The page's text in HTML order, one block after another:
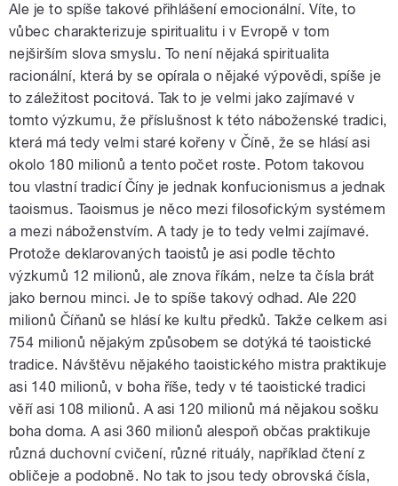
Ale je to spíše takové přihlášení emocionální. Víte, to
vůbec charakterizuje spiritualitu i v Evropě v tom
nejširším slova smyslu. To není nějaká spiritualita
racionální, která by se opírala o nějaké výpovědi, spíše je
to záležitost pocitová. Tak to je velmi jako zajímavé v
tomto výzkumu, že příslušnost k této náboženské tradici,
která má tedy velmi staré kořeny v Číně, že se hlásí asi
okolo 180 milionů a tento počet roste. Potom takovou
tou vlastní tradicí Číny je jednak konfucionismus a jednak
taoismus. Taoismus je něco mezi filosofickým systémem
a mezi náboženstvím. A tady je to tedy velmi zajímavé.
Protože deklarovaných taoistů je asi podle těchto
výzkumů 12 milionů, ale znova říkám, nelze ta čísla brát
jako bernou minci. Je to spíše takový odhad. Ale 220
milionů Číňanů se hlásí ke kultu předků. Takže celkem asi
754 milionů nějakým způsobem se dotýká té taoistické
tradice. Návštěvu nějakého taoistického mistra praktikuje
asi 140 milionů, v boha říše, tedy v té taoistické tradici
věří asi 108 milionů. A asi 120 milionů má nějakou sošku
boha doma. A asi 360 milionů alespoň občas praktikuje
různá duchovní cvičení, různé rituály, například čtení z
obličeje a podobně. No tak to jsou tedy obrovská čísla,